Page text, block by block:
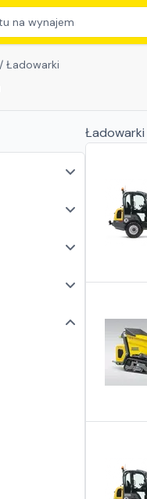
na wynajem
/ Ładowarki
Ładowarki